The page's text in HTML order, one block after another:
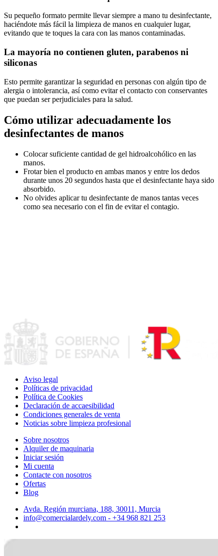
Su pequeño formato permite llevar siempre a mano tu desinfectante,
haciéndote más fácil la limpieza de manos en cualquier lugar,
evitando que te toques la cara con las manos contaminadas.
La mayoría no contienen gluten, parabenos ni
siliconas
Esto permite garantizar la seguridad en personas con algún tipo de
alergia o intolerancia, así como evitar el contacto con conservantes
que puedan ser perjudiciales para la salud.
Cómo utilizar adecuadamente los
desinfectantes de manos
Colocar suficiente cantidad de gel hidroalcohólico en las
manos.
Frotar bien el producto en ambas manos y entre los dedos
durante unos 20 segundos hasta que el desinfectante haya sido
absorbido.
No olvides aplicar tu desinfectante de manos tantas veces
como sea necesario con el fin de evitar el contagio.
Aviso legal
Políticas de privacidad
Política de Cookies
Declaración de accaesibilidad
Condiciones generales de venta
Noticias sobre limpieza profesional
Sobre nosotros
Alquiler de maquinaria
Iniciar sesión
Mi cuenta
Contacte con nosotros
Ofertas
Blog
Avda. Región murciana, 188, 30011, Murcia
info@comercialardely.com - +34 968 821 253